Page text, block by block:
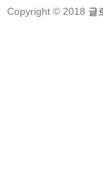
이Copyright © 2018 글